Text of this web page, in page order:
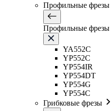
Профильные фрезы
Профильные фрезы
YA552C
YP552C
YP554IR
YP554DT
YP554G
YP554C
Грибковые фрезы